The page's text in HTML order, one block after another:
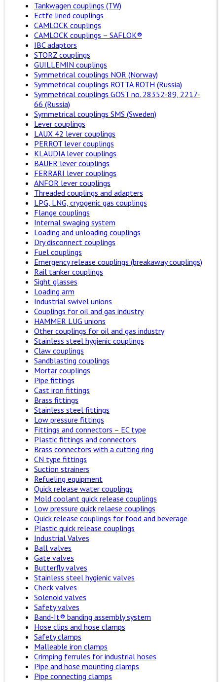
Tankwagen couplings (TW)
Ectfe lined couplings
CAMLOCK couplings
CAMLOCK couplings – SAFLOK®
IBC adaptors
STORZ couplings
GUILLEMIN couplings
Symmetrical couplings NOR (Norway)
Symmetrical couplings ROTTA ROTH (Russia)
Symmetrical couplings GOST no. 28352-89, 2217-
66 (Russia)
Symmetrical couplings SMS (Sweden)
Lever couplings
LAUX 42 lever couplings
PERROT lever couplings
KLAUDIA lever couplings
BAUER lever couplings
FERRARI lever couplings
ANFOR lever couplings
Threaded couplings and adapters
LPG, LNG, cryogenic gas couplings
Flange couplings
Internal swaging system
Loading and unloading couplings
Dry disconnect couplings
Fuel couplings
Emergency release couplings (breakaway couplings)
Rail tanker couplings
Sight glasses
Loading arm
Industrial swivel unions
Couplings for oil and gas industry
HAMMER LUG unions
Other couplings for oil and gas industry
Stainless steel hygienic couplings
Claw couplings
Sandblasting couplings
Mortar couplings
Pipe fittings
Cast iron fittings
Brass fittings
Stainless steel fittings
Low pressure fittings
Fittings and connectors – EC type
Plastic fittings and connectors
Brass connectors with a cutting ring
CN type fittings
Suction strainers
Refueling equipment
Quick release water couplings
Mold coolant quick release couplings
Low pressure quick relaese couplings
Quick release couplings for food and beverage
Plastic quick release couplings
Industrial Valves
Ball valves
Gate valves
Butterfly valves
Stainless steel hygienic valves
Check valves
Solenoid valves
Safety valves
Band-It® banding assembly system
Hose clips and hose clamps
Safety clamps
Malleable iron clamps
Crimping ferrules for industrial hoses
Pipe and hose mounting clamps
Pipe connecting clamps